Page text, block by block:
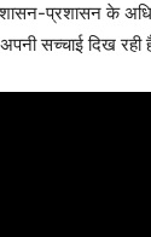
शासन-प्रशासन के
सच्चाई दिख रही